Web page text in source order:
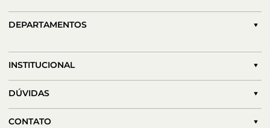
DEPARTAMENTOS
INSTITUCIONAL
DÚVIDAS
CONTATO